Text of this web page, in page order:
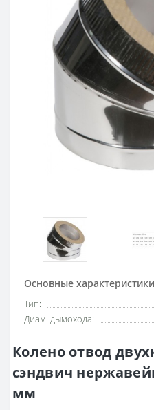
Основные характеристики
Тип:
Диам. дымохода:
Колено отвод
сэндвич
мм